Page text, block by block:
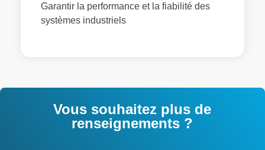
Garantir la performance et la fiabilité des
systèmes industriels
Vous souhaitez plus de
renseignements ?